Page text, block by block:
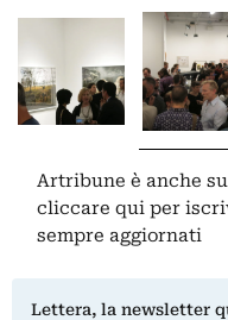
Artribune è anche
cliccare qui per
sempre aggiornati
Lettera, la newsletter